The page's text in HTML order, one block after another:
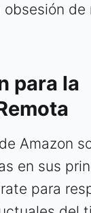
de
para la
Amazon
en sus
para